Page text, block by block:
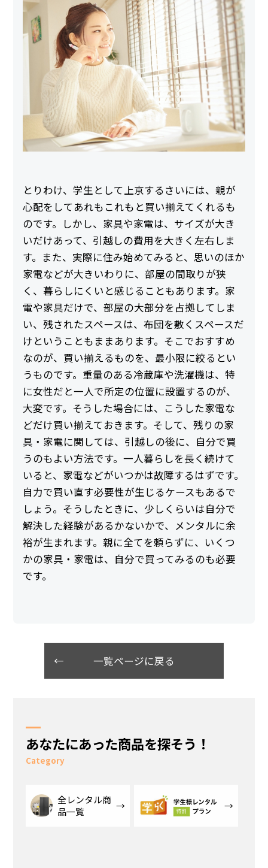
とりわけ、学生として上京するさいには、親が
心配をしてあれもこれもと買い揃えてくれるも
のです。しかし、家具や家電は、サイズが大き
いだけあって、引越しの費用を大きく左右しま
す。また、実際に住み始めてみると、思いのほか
家電などが大きいわりに、部屋の間取りが狭
く、暮らしにくいと感じることもあります。家
電や家具だけで、部屋の大部分を占拠してしま
い、残されたスペースは、布団を敷くスペースだ
けということもままあります。そこでおすすめ
なのが、買い揃えるものを、最小限に絞るとい
うものです。重量のある冷蔵庫や洗濯機は、特
に女性だと一人で所定の位置に設置するのが、
大変です。そうした場合には、こうした家電な
どだけ買い揃えておきます。そして、残りの家
具・家電に関しては、引越しの後に、自分で買
うのもよい方法です。一人暮らしを長く続けて
いると、家電などがいつかは故障するはずです。
自力で買い直す必要性が生じるケースもあるで
しょう。そうしたときに、少しくらいは自分で
解決した経験があるかないかで、メンタルに余
裕が生まれます。親に全てを頼らずに、いくつ
かの家具・家電は、自分で買ってみるのも必要
です。
一覧ページに戻る
あなたにあった商品を探そう！
Category
全レンタル商
品一覧